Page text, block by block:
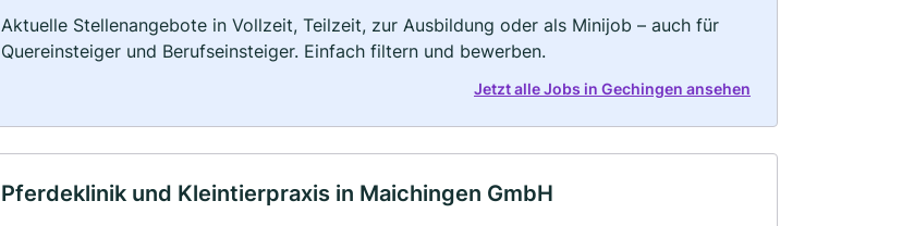
Aktuelle Stellenangebote in Vollzeit, Teilzeit, zur Ausbildung oder als Minijob – auch für
Quereinsteiger und Berufseinsteiger. Einfach filtern und bewerben.
Jetzt alle Jobs in Gechingen ansehen
Pferdeklinik und Kleintierpraxis in Maichingen GmbH